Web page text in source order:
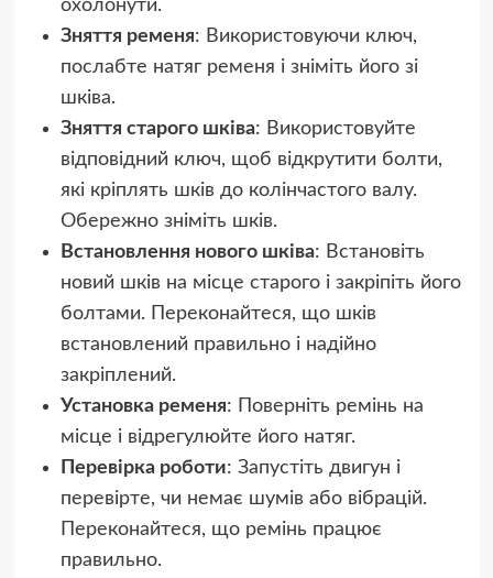
охолонути.
Зняття ременя: Використовуючи ключ,
послабте натяг ременя і зніміть його зі
шківа.
Зняття старого шківа: Використовуйте
відповідний ключ, щоб відкрутити болти,
які кріплять шків до колінчастого валу.
Обережно зніміть шків.
Встановлення нового шківа: Встановіть
новий шків на місце старого і закріпіть його
болтами. Переконайтеся, що шків
встановлений правильно і надійно
закріплений.
Установка ременя: Поверніть ремінь на
місце і відрегулюйте його натяг.
Перевірка роботи: Запустіть двигун і
перевірте, чи немає шумів або вібрацій.
Переконайтеся, що ремінь працює
правильно.